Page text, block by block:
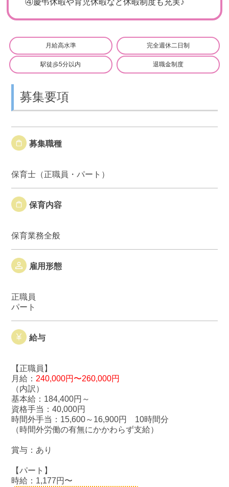
月給高水準 完全週休二日制
駅徒歩5分以内 退職金制度
募集要項
募集職種
保育士（正職員・パート）
保育内容
保育業務全般
雇用形態
正職員
パート
給与
【正職員】
月給： 240,000円〜260,000円
（内訳）
基本給：184,400円～
資格手当：40,000円
時間外手当：15,600～16,900円 10時間分
（時間外労働の有無にかかわらず支給）
賞与：あり
【パート】
時給：1,177円〜